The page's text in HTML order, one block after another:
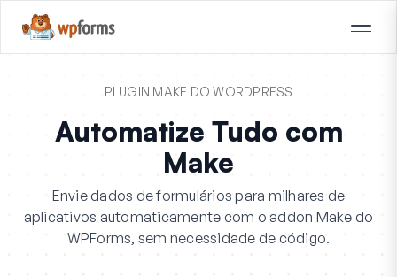
PLUGIN MAKE DO WORDPRESS
Automatize Tudo com
Make
Envie dados de formulários para milhares de
aplicativos automaticamente com o addon Make do
WPForms, sem necessidade de código.